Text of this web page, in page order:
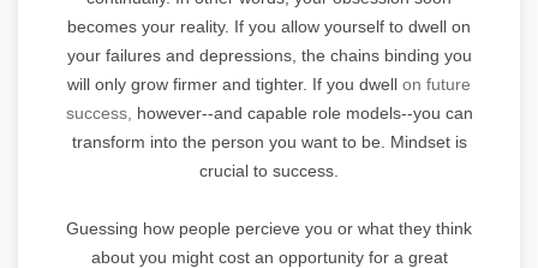
becomes your reality. If you allow yourself to dwell on
your failures and depressions, the chains binding you
will only grow firmer and tighter. If you dwell on future
success, however--and capable role models--you can
transform into the person you want to be. Mindset is
crucial to success.
Guessing how people percieve you or what they think
about you might cost an opportunity for a great